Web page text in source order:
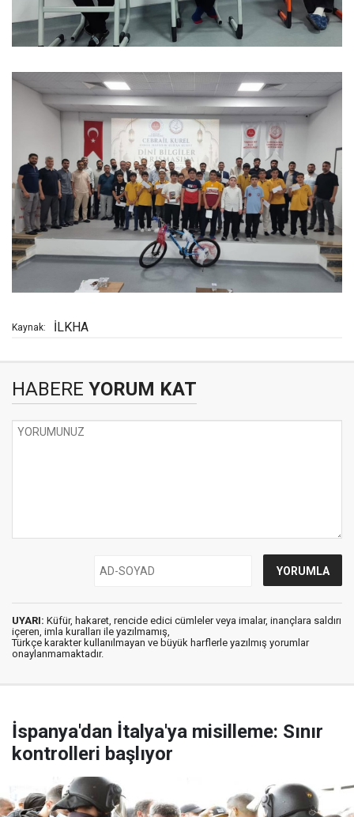
Kaynak: İLKHA
HABERE YORUM KAT
UYARI: Küfür, hakaret, rencide edici cümleler veya imalar, inançlara saldırı
içeren, imla kuralları ile yazılmamış,
Türkçe karakter kullanılmayan ve büyük harflerle yazılmış yorumlar
onaylanmamaktadır.
İspanya'dan İtalya'ya misilleme: Sınır
kontrolleri başlıyor